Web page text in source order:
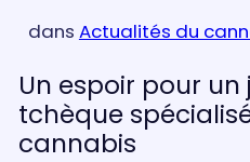
dans Actualités du
Un espoir pour
tchèque
cannabis